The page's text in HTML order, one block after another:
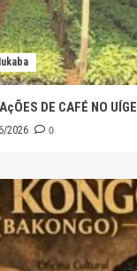
DE CAFÉ NO UÍGE
2026 0